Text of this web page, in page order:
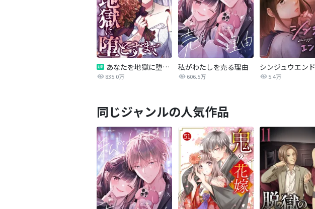
あなたを地獄に堕とすまで
835.0万
私がわたしを売る理由
606.5万 5.4万
同じジャンルの人気作品